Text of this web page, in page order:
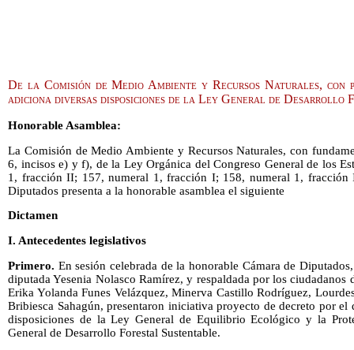
De la Comisión de Medio Ambiente y Recursos Naturales, con
adiciona diversas disposiciones de la Ley General de Desarrollo
Honorable Asamblea:
La Comisión de Medio Ambiente y Recursos Naturales, con
6, incisos e) y f), de la Ley Orgánica del Congreso General de los
1, fracción II; 157, numeral 1, fracción I; 158, numeral 1, fracción
Diputados presenta a la honorable asamblea el siguiente
Dictamen
I. Antecedentes legislativos
Primero. En sesión celebrada de la honorable Cámara de
diputada Yesenia Nolasco Ramírez, y respaldada por los
Erika Yolanda Funes Velázquez, Minerva Castillo Rodríguez,
Bribiesca Sahagún, presentaron iniciativa proyecto de decreto por
disposiciones de la Ley General de Equilibrio Ecológico y la
General de Desarrollo Forestal Sustentable.